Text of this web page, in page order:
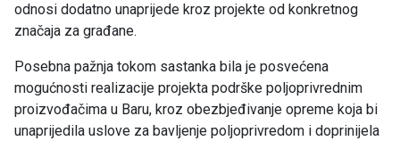
odnosi dodatno unaprijede kroz projekte od konkretnog
značaja za građane.
Posebna pažnja tokom sastanka bila je posvećena
mogućnosti realizacije projekta podrške poljoprivrednim
proizvođačima u Baru, kroz obezbjeđivanje opreme koja bi
unaprijedila uslove za bavljenje poljoprivredom i doprinijela